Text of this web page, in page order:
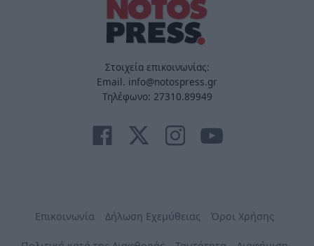
Στοιχεία επικοινωνίας:
Email. info@notospress.gr
Τηλέφωνο: 27310.89949
Επικοινωνία Δήλωση Εχεμύθειας Όροι Χρήσης